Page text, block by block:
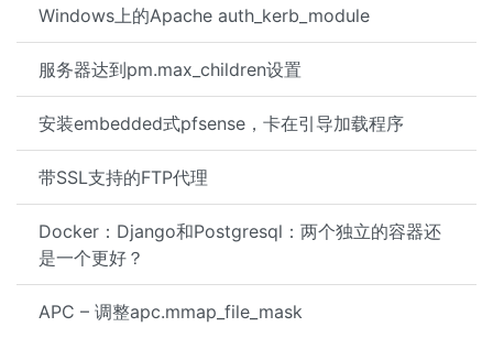
Windows上的Apache auth_kerb_module
服务器达到pm.max_children设置
安装embedded式pfsense，卡在引导加载程序
带SSL支持的FTP代理
Docker：Django和Postgresql：两个独立的容器还
是一个更好？
APC – 调整apc.mmap_file_mask